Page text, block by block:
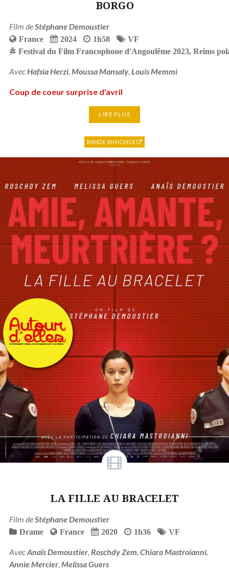
BORGO
Film deStéphane Demoustier
France 2024 1h58
VF
Festival du Film Francophone d'Angoulême 2023, Reims
AvecHafsia Herzi, Moussa Mansaly, Louis Memmi
Coup de coeur surprise d'avril
LIRE PLUS
BANDE ANNONCE
LA FILLE AU BRACELET
Film de Stéphane Demoustier
Drame France 2020 1h36 VF
AvecAnaïs Demoustier, Roschdy Zem Chiara Mastroianni,
Annie Mercier, Melissa Guers